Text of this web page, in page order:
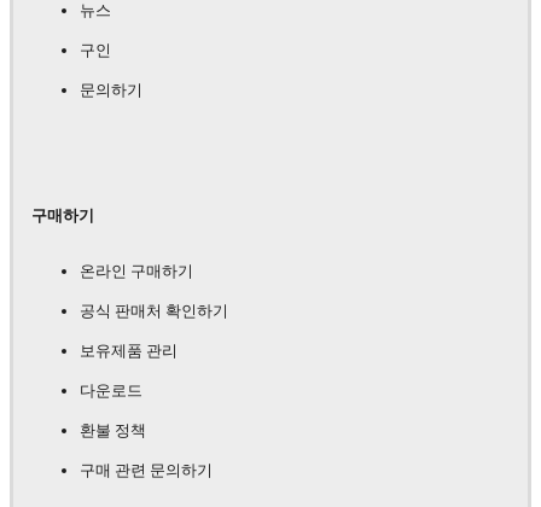
뉴스
구인
문의하기
구매하기
온라인 구매하기
공식 판매처 확인하기
보유제품 관리
다운로드
환불 정책
구매 관련 문의하기